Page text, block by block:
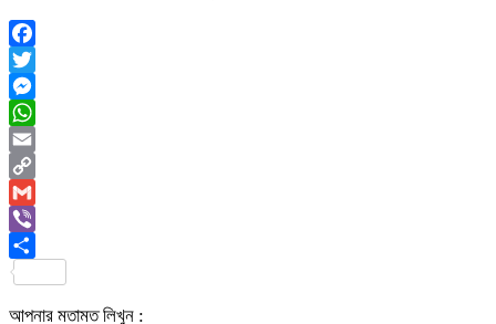
Facebook
Twitter
Messenger
WhatsApp
Email
Copy
Link
Gmail
Viber
আপনার মতামত লিখুন :